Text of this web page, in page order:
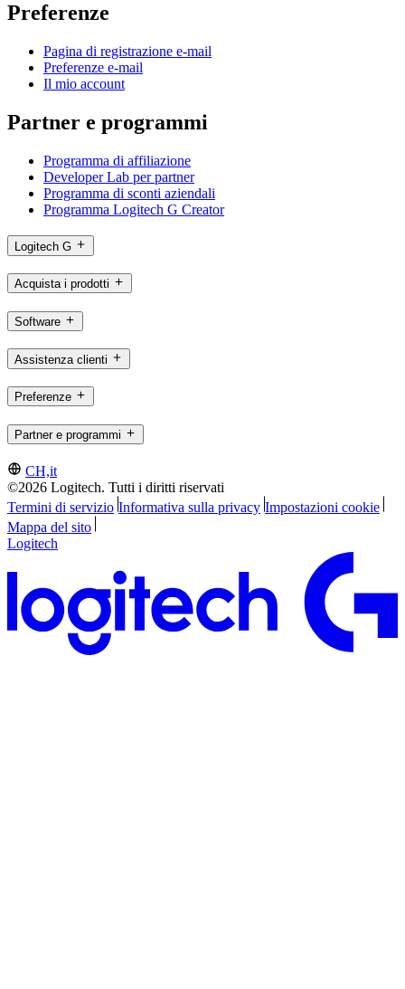
Preferenze
Pagina di registrazione e-mail
Preferenze e-mail
Il mio account
Partner e programmi
Programma di affiliazione
Developer Lab per partner
Programma di sconti aziendali
Programma Logitech G Creator
Logitech G
Acquista i prodotti
Software
Assistenza clienti
Preferenze
Partner e programmi
CH,it
©2026 Logitech. Tutti i diritti riservati
Termini di servizio Informativa sulla privacy Impostazioni cookie
Mappa del sito
Logitech